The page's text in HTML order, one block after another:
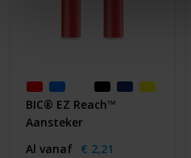
BIC® EZ Reach™
Aansteker
Al vanaf € 2,21